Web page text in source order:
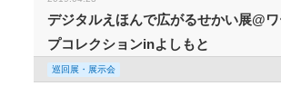
デジタルえほんで広がるせかい展@
プコレクションinよしもと
巡回展・展示会